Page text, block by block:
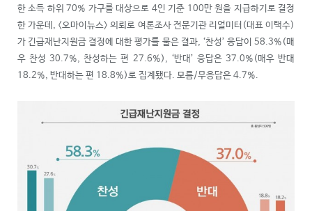
한 소득 하위 70% 가구를 대상으로 4인 기준 100만 원을 지급하기로 결정
한 가운데, <오마이뉴스> 의뢰로 여론조사 전문기관 리얼미터(대표 이택수)
가 긴급재난지원금 결정에 대한 평가를 물은 결과, ‘찬성’ 응답이 58.3%(매
우 찬성 30.7%, 찬성하는 편 27.6%), ‘반대’ 응답은 37.0%(매우 반대
18.2%, 반대하는 편 18.8%)로 집계됐다. 모름/무응답은 4.7%.